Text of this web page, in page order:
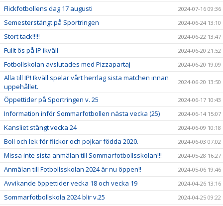
Flickfotbollens dag 17 augusti 2024-07-16 09:36
Semesterstängt på Sportringen 2024-06-24 13:10
Stort tack!!!!! 2024-06-22 13:47
Fullt ös på IP ikväll 2024-06-20 21:52
Fotbollskolan avslutades med Pizzapartaj 2024-06-20 19:09
Alla till IP! Ikväll spelar vårt herrlag sista matchen innan
uppehållet.
2024-06-20 13:50
Öppettider på Sportringen v. 25 2024-06-17 10:43
Information inför Sommarfotbollen nästa vecka (25) 2024-06-14 15:07
Kansliet stängt vecka 24 2024-06-09 10:18
Boll och lek för flickor och pojkar födda 2020. 2024-06-03 07:02
Missa inte sista anmälan till Sommarfotbollsskolan!!! 2024-05-28 16:27
Anmälan till Fotbollsskolan 2024 är nu öppen!! 2024-05-06 19:46
Avvikande öppettider vecka 18 och vecka 19 2024-04-26 13:16
Sommarfotbollskola 2024 blir v.25 2024-04-25 09:22